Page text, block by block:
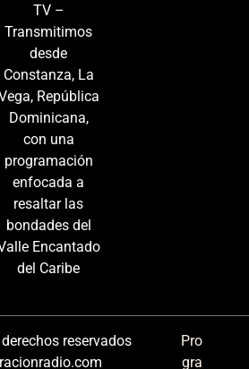
TV –
Transmitimos
desde
Constanza, La
República
Dominicana,
con una
programación
enfocada a
resaltar las
bondades del
Encantado
del Caribe
reservados
Pro
gra